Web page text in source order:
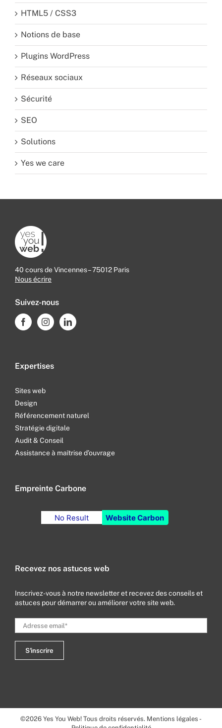
HTML5 / CSS3
Notions de base
Plugins WordPress
Réseaux sociaux
Sécurité
SEO
Solutions
Yes we care
40 cours de Vincennes – 75012 Paris
Nous écrire
Suivez-nous
Expertises
Sites web
Design
Référencement naturel
Stratégie digitale
Audit & Conseil
Assistance à maîtrise d’ouvrage
Empreinte Carbone
No Result Website Carbon
Recevez nos astuces web
Inscrivez-vous à notre newsletter et recevez des conseils et
astuces pour démarrer ou améliorer votre site web.
©2026 Yes You Web! Tous droits réservés. Mentions légales -